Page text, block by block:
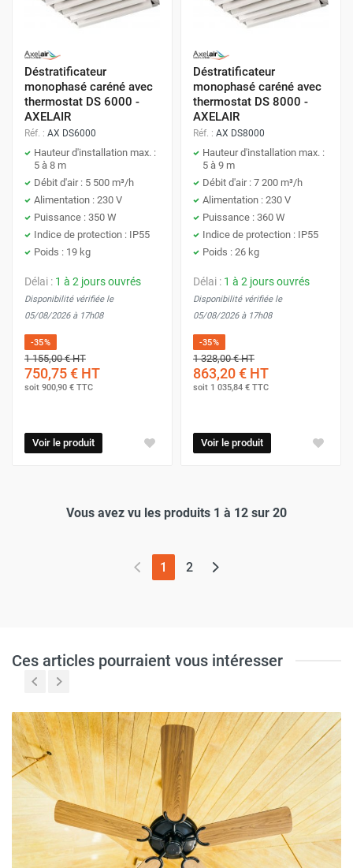
Déstratificateur
monophasé caréné avec
thermostat DS 6000 -
AXELAIR
Réf. : AX DS6000
Hauteur d'installation max. :
5 à 8 m
Débit d'air : 5 500 m³/h
Alimentation : 230 V
Puissance : 350 W
Indice de protection : IP55
Poids : 19 kg
Délai : 1 à 2 jours ouvrés
Disponibilité vérifiée le
05/08/2026 à 17h08
-35%
1 155,00 €HT
750,75 € HT
soit 900,90 € TTC
Voir le produit
Déstratificateur
monophasé caréné avec
thermostat DS 8000 -
AXELAIR
Réf. : AX DS8000
Hauteur d'installation max. :
5 à 9 m
Débit d'air : 7 200 m³/h
Alimentation : 230 V
Puissance : 360 W
Indice de protection : IP55
Poids : 26 kg
Délai : 1 à 2 jours ouvrés
Disponibilité vérifiée le
05/08/2026 à 17h08
-35%
1 328,00 €HT
863,20 € HT
soit 1 035,84 € TTC
Voir le produit
Vous avez vu les produits 1 à 12 sur 20
1 (page actuelle)
2
Ces articles pourraient vous intéresser